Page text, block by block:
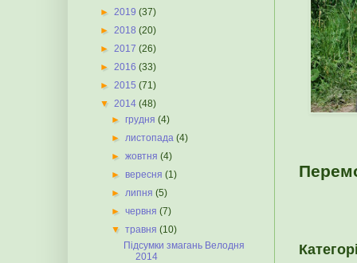
► 2019 (37)
► 2018 (20)
► 2017 (26)
► 2016 (33)
► 2015 (71)
▼ 2014 (48)
►грудня(4)
►листопада(4)
►жовтня(4)
►вересня(1)
►липня(5)
►червня(7)
▼травня(10)
Підсумки змагань Велодня
2014